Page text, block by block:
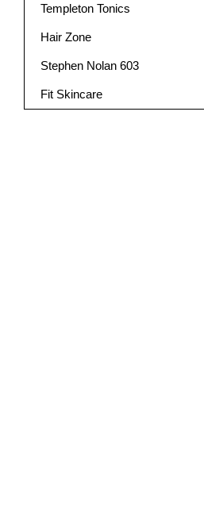
Templeton Tonics
Hair Zone
Stephen Nolan 603
Fit Skincare